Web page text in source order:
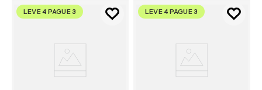
LEVE 4 PAGUE 3 LEVE 4 PAGUE 3